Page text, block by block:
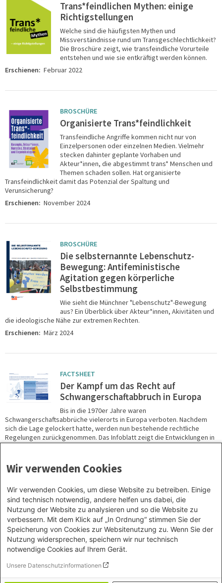
Trans*feindlichen Mythen: einige
Richtigstellungen
Welche sind die häufigsten Mythen und
Missverständnisse rund um Transgeschlechtlichkeit?
Die Broschüre zeigt, wie transfeindliche Vorurteile
entstehen und wie sie entkräftigt werden können.
Erschienen: Februar 2022
BROSCHÜRE
Organisierte Trans*feindlichkeit
Transfeindliche Angriffe kommen nicht nur von
Einzelpersonen oder einzelnen Medien. Vielmehr
stecken dahinter geplante Vorhaben und
Akteur*innen, die abgestimmt trans* Menschen und
Themen schaden sollen. Hat organisierte
Transfeindlichkeit damit das Potenzial der Spaltung und
Verunsicherung?
Erschienen: November 2024
BROSCHÜRE
Die selbsternannte Lebenschutz-
Bewegung: Antifeministische
Agitation gegen körperliche
Selbstbestimmung
Wie sieht die Münchner "Lebenschutz"-Bewegung
aus? Ein Überblick über Akteur*innen, Akivitäten und
die ideologische Nähe zur extremen Rechten.
Erschienen: März 2024
FACTSHEET
Der Kampf um das Recht auf
Schwangerschaftabbruch in Europa
Bis in die 1970er Jahre waren
Schwangerschaftsabbrüche vielerorts in Europa verboten. Nachdem
sich die Lage gelockert hatte, werden nun bestehende rechtliche
Regelungen zurückgenommen. Das Infoblatt zeigt die Entwicklungen in
ausgewählten EU-Staaten.
Seitennummerierung
Aktuelle Seite
1 Page
2 Nächste SeiteLetzte Seite
Wir verwenden Cookies
Wir verwenden Cookies, um diese Website zu betreiben. Einige
sind technisch notwendig, andere helfen uns dabei, die
Nutzung der Website zu analysieren und so die Website zu
verbessern. Mit dem Klick auf „In Ordnung“ stimmen Sie der
Speicherung von Cookies zur Websitenutzung zu. Wenn Sie der
Nutzung widersprechen, speichern wir nur technisch
notwendige Cookies auf Ihrem Gerät.
Unsere Datenschutzinformationen